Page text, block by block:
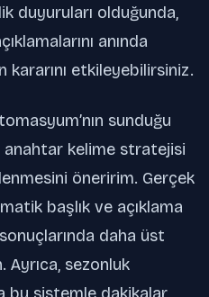
duyuruları olduğunda,
anında
etkileyebilirsiniz.
sunduğu
kelime stratejisi
öneririm. Gerçek
başlık ve açıklama
daha üst
Ayrıca, sezonluk